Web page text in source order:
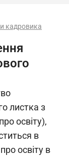
кадровика
листка з
освіту),
в
освіту в